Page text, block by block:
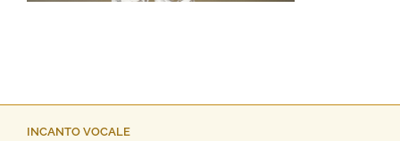
INCANTO VOCALE